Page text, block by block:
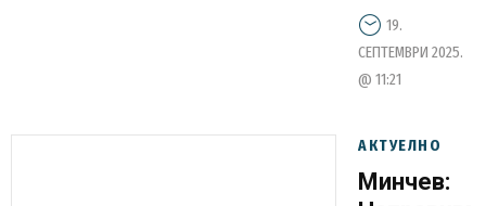
19.
СЕПТЕМВРИ 2025.
@ 11:21
АКТУЕЛНО
Минчев: